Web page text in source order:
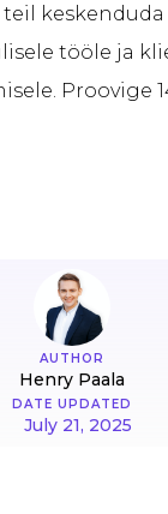
keskenduda
tööle ja
Proovige
AUTHOR
Henry Paala
DATE UPDATED
July 21, 2025